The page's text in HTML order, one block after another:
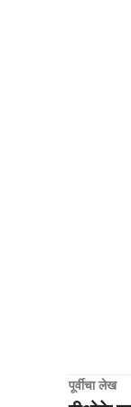
पूर्वीचा लेख